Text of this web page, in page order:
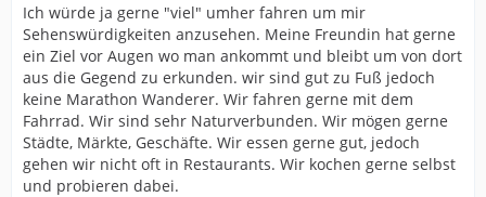
Ich würde ja gerne "viel" umher fahren um mir
Sehenswürdigkeiten anzusehen. Meine Freundin hat gerne
ein Ziel vor Augen wo man ankommt und bleibt um von dort
aus die Gegend zu erkunden. wir sind gut zu Fuß jedoch
keine Marathon Wanderer. Wir fahren gerne mit dem
Fahrrad. Wir sind sehr Naturverbunden. Wir mögen gerne
Städte, Märkte, Geschäfte. Wir essen gerne gut, jedoch
gehen wir nicht oft in Restaurants. Wir kochen gerne selbst
und probieren dabei.